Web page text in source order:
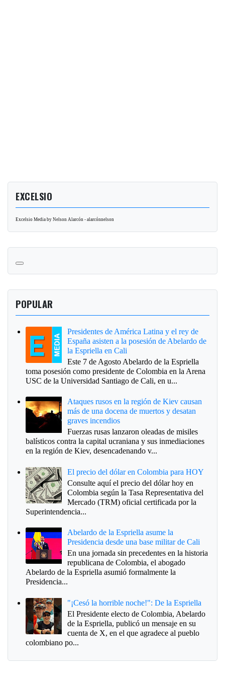
EXCELSIO
Excelsio Media by Nelson Alarcón - alarcónnelson
POPULAR
Presidentes de América Latina y el rey de
España asisten a la posesión de Abelardo de
la Espriella en Cali
Este 7 de Agosto Abelardo de la Espriella
toma posesión como presidente de Colombia en la Arena
USC de la Universidad Santiago de Cali, en u...
Ataques rusos en la región de Kiev causan
más de una docena de muertos y desatan
graves incendios
Fuerzas rusas lanzaron oleadas de misiles
balísticos contra la capital ucraniana y sus inmediaciones
en la región de Kiev, desencadenando v...
El precio del dólar en Colombia para HOY
Consulte aquí el precio del dólar hoy en
Colombia según la Tasa Representativa del
Mercado (TRM) oficial certificada por la
Superintendencia...
Abelardo de la Espriella asume la
Presidencia desde una base militar de Cali
En una jornada sin precedentes en la historia
republicana de Colombia, el abogado
Abelardo de la Espriella asumió formalmente la
Presidencia...
"¡Cesó la horrible noche!": De la Espriella
El Presidente electo de Colombia, Abelardo
de la Espriella, publicó un mensaje en su
cuenta de X, en el que agradece al pueblo
colombiano po...